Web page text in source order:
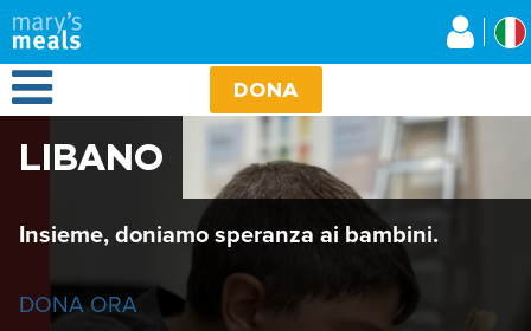
Salta
al
contenuto
principale
Open Menu DONA
LIBANO
Insieme, doniamo speranza ai bambini.
DONA ORA